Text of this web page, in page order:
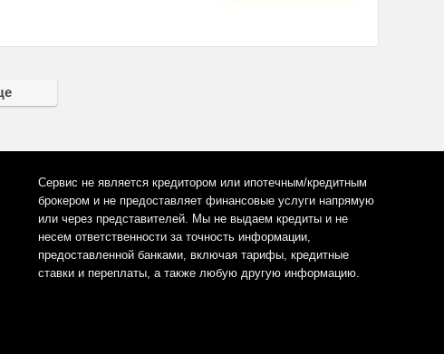
Сервис не является кредитором или ипотечным/кредитным
брокером и не предоставляет финансовые услуги напрямую
или через представителей. Мы не выдаем кредиты и не
несем ответственности за точность информации,
предоставленной банками, включая тарифы, кредитные
ставки и переплаты, а также любую другую информацию.